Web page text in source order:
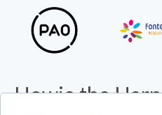
Howie the Harp